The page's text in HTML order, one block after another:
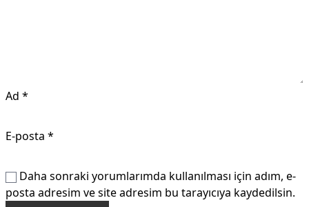
Ad *
E-posta *
Daha sonraki yorumlarımda kullanılması için adım, e-
posta adresim ve site adresim bu tarayıcıya kaydedilsin.